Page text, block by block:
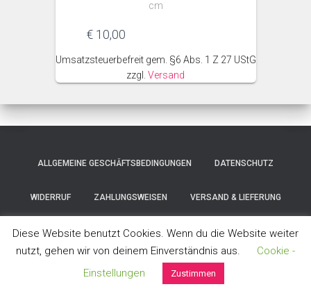
cm
€ 10,00
Umsatzsteuerbefreit gem. §6 Abs. 1 Z 27 UStG
zzgl. Versand
ALLGEMEINE GESCHÄFTSBEDINGUNGEN DATENSCHUTZ
WIDERRUF ZAHLUNGSWEISEN VERSAND & LIEFERUNG
IMPRESSUM
Hestia | Entwickelt vonThemeIsle
Diese Website benutzt Cookies. Wenn du die Website weiter
nutzt, gehen wir von deinem Einverständnis aus.
Cookie -
Einstellungen
Zustimmen